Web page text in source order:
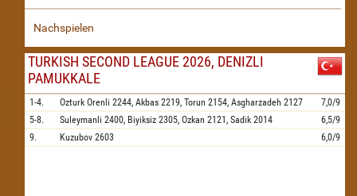
Nachspielen
TURKISH SECOND LEAGUE 2026, DENIZLI
PAMUKKALE
1-4. Ozturk Orenli 2244, Akbas 2219, Torun 2154, Asgharzadeh 2127
7,0/9
5-8.
Suleymanli 2400, Biyiksiz 2305, Ozkan 2121, Sadik 2014
6,5/9
9.
Kuzubov 2603 6,0/9